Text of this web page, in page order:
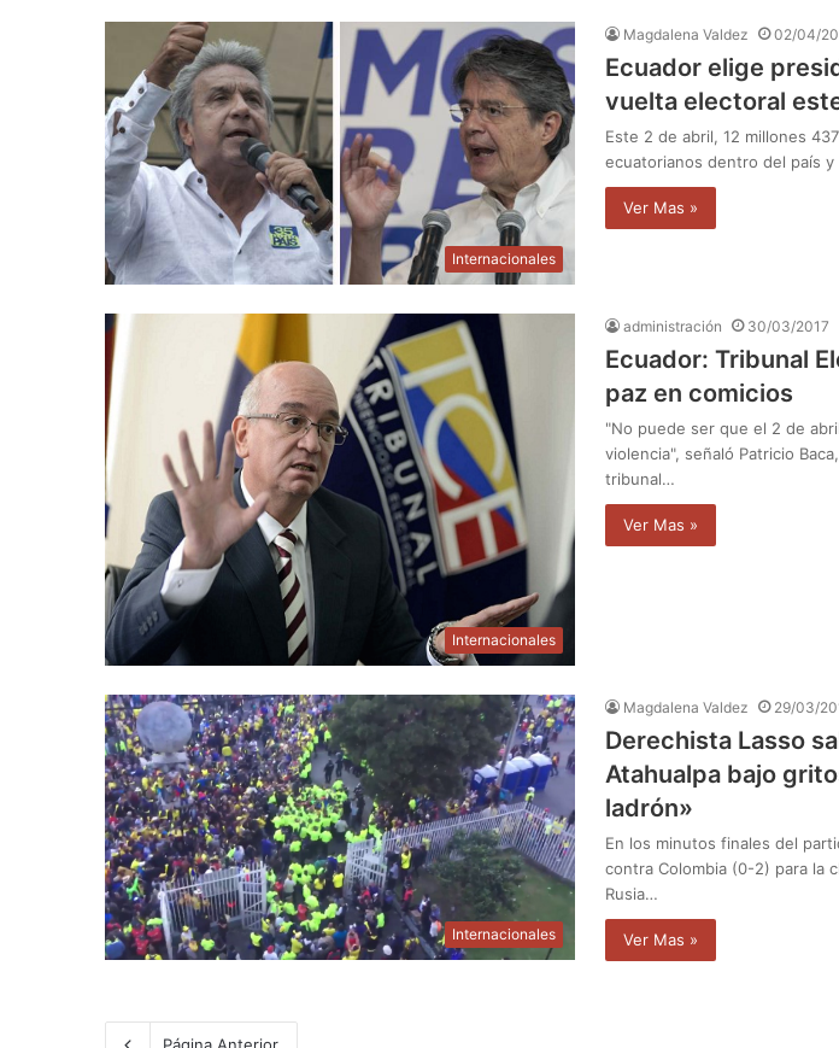
Internacionales
Magdalena Valdez 02/04/
Ecuador elige
vuelta electoral
Este 2 de abril, 12 millones
ecuatorianos dentro del país
Ver Mas »
Internacionales
administración 30/03/2017
Ecuador: Tribunal
paz en comicios
"No puede ser que el 2 de
violencia", señaló Patricio
tribunal…
Ver Mas »
Internacionales
Magdalena Valdez 29/03/
Derechista Lasso
Atahualpa bajo
ladrón»
En los minutos finales del
contra Colombia (0-2) para la
Rusia…
Ver Mas »